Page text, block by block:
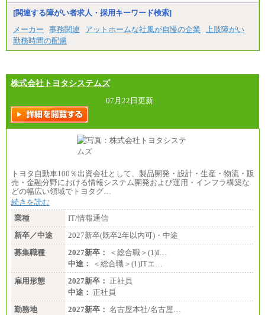
中途：
（1）月給 246,660円
（2）時間給 1,500円/月給モデル\337,000～
[関連する障がい者求人・採用キーワード検索]
メーカー
事務関連 アットホームな社風が自慢の企業
上肢障がい
勤務時間の配慮
株式会社トヨタシステムズ
07月22日更新
トヨタ自動車100％出資会社として、製品開発・設計・生産・物流・販
売・金融分野における情報システム開発および運用・インフラ構築な
どの幅広い領域でトヨタグ…
続きを読む
業種
IT/情報通信
新卒／中途
2027新卒(既卒2年以内可)・中途
募集職種
2027新卒：
＜総合職＞(1)I…
中途：
＜総合職＞(1)ITエ…
雇用形態
2027新卒： 正社員
中途： 正社員
勤務地
2027新卒： 名古屋本社/名古屋…